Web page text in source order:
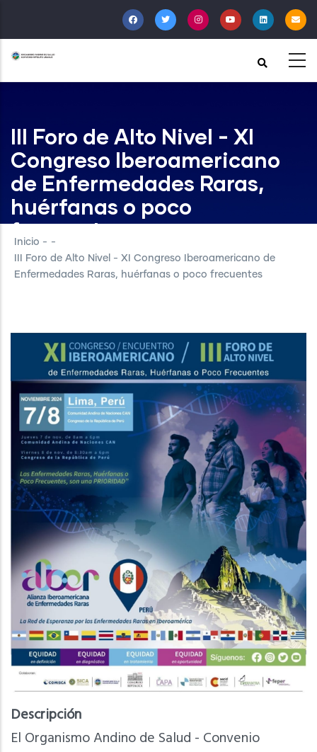
al
contenido
principal
III Foro de Alto Nivel - XI
Congreso Iberoamericano
de Enfermedades Raras,
huérfanas o poco
frecuentes
Inicio - -
III Foro de Alto Nivel - XI Congreso Iberoamericano de
Enfermedades Raras, huérfanas o poco frecuentes
Descripción
El Organismo Andino de Salud - Convenio